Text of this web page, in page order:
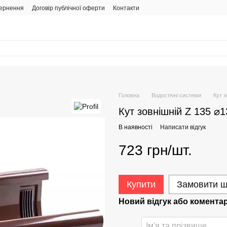
Договір публічної оферти Контакти
Головна Водостічні системи Кут
Кут зовнішній Z 135
В наявності Написати відгук
723 грн/шт.
Купити Замовити
Новий відгук або